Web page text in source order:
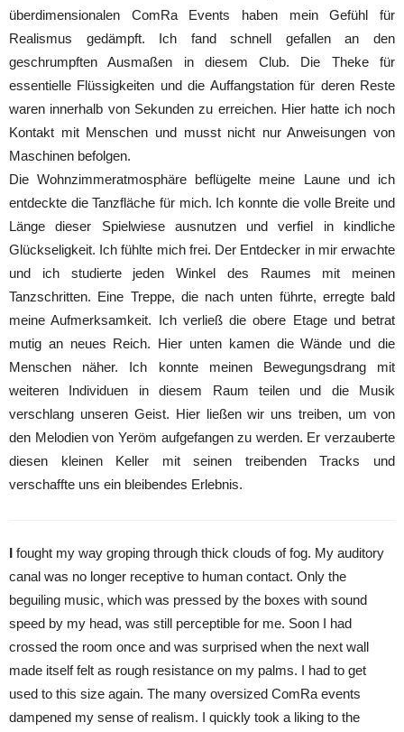
überdimensionalen ComRa Events haben mein Gefühl für
Realismus gedämpft. Ich fand schnell gefallen an den
geschrumpften Ausmaßen in diesem Club. Die Theke für
essentielle Flüssigkeiten und die Auffangstation für deren Reste
waren innerhalb von Sekunden zu erreichen. Hier hatte ich noch
Kontakt mit Menschen und musst nicht nur Anweisungen von
Maschinen befolgen.
Die Wohnzimmeratmosphäre beflügelte meine Laune und ich
entdeckte die Tanzfläche für mich. Ich konnte die volle Breite und
Länge dieser Spielwiese ausnutzen und verfiel in kindliche
Glückseligkeit. Ich fühlte mich frei. Der Entdecker in mir erwachte
und ich studierte jeden Winkel des Raumes mit meinen
Tanzschritten. Eine Treppe, die nach unten führte, erregte bald
meine Aufmerksamkeit. Ich verließ die obere Etage und betrat
mutig an neues Reich. Hier unten kamen die Wände und die
Menschen näher. Ich konnte meinen Bewegungsdrang mit
weiteren Individuen in diesem Raum teilen und die Musik
verschlang unseren Geist. Hier ließen wir uns treiben, um von
den Melodien von Yeröm aufgefangen zu werden. Er verzauberte
diesen kleinen Keller mit seinen treibenden Tracks und
verschaffte uns ein bleibendes Erlebnis.
I fought my way groping through thick clouds of fog. My auditory
canal was no longer receptive to human contact. Only the
beguiling music, which was pressed by the boxes with sound
speed by my head, was still perceptible for me. Soon I had
crossed the room once and was surprised when the next wall
made itself felt as rough resistance on my palms. I had to get
used to this size again. The many oversized ComRa events
dampened my sense of realism. I quickly took a liking to the